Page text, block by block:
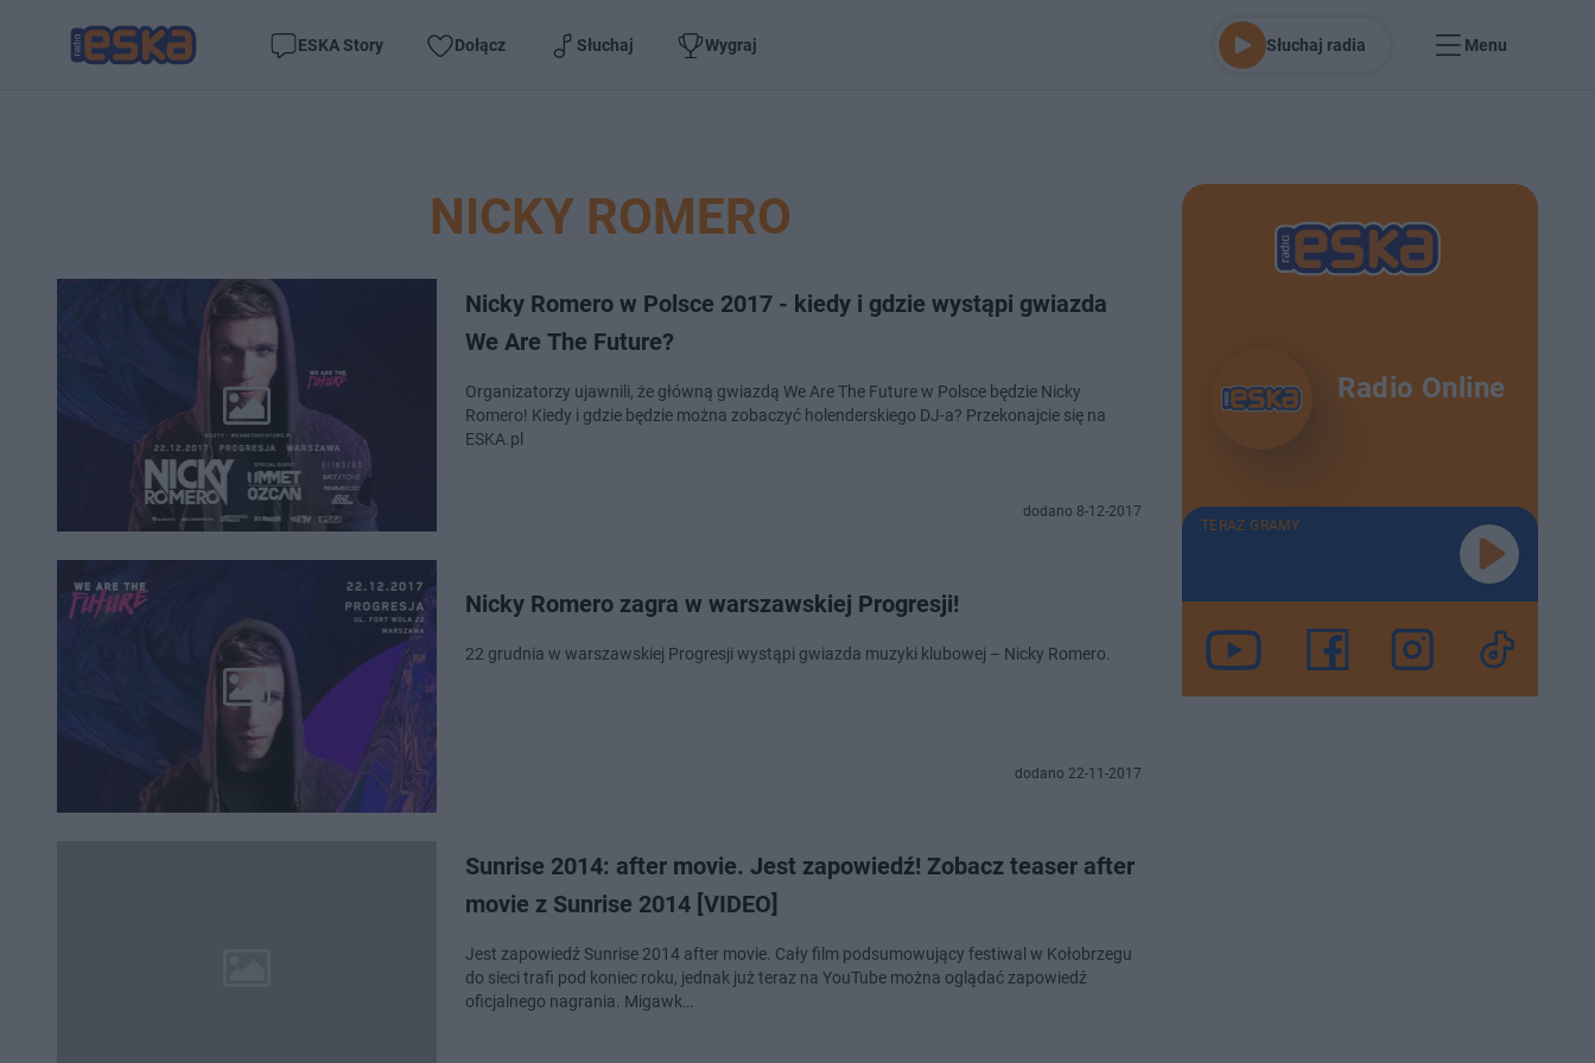
ESKA Story Dołącz Słuchaj Wygraj Słuchaj radia Menu
NICKY ROMERO
Nicky Romero w Polsce 2017 - kiedy i gdzie wystąpi gwiazda
We Are The Future?
Organizatorzy ujawnili, że główną gwiazdą We Are The Future w Polsce będzie Nicky
Romero! Kiedy i gdzie będzie można zobaczyć holenderskiego DJ-a? Przekonajcie się na
ESKA.pl
dodano 8-12-2017
Nicky Romero zagra w warszawskiej Progresji!
dodano 22-11-2017
Sunrise 2014: after movie. Jest zapowiedź! Zobacz teaser after
movie z Sunrise 2014 [VIDEO]
Jest zapowiedź Sunrise 2014 after movie. Cały film podsumowujący festiwal w Kołobrzegu
do sieci trafi pod koniec roku, jednak już teraz na YouTube można oglądać zapowiedź
oficjalnego nagrania. Migawk…
Radio Online
TERAZ GRAMY